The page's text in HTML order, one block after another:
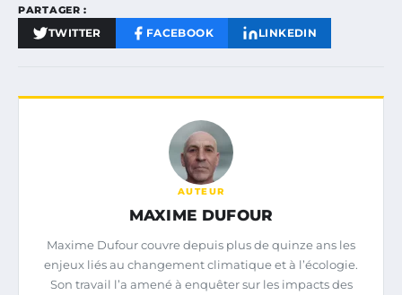
PARTAGER :
TWITTER FACEBOOK LINKEDIN
AUTEUR
MAXIME DUFOUR
Maxime Dufour couvre depuis plus de quinze ans les
enjeux liés au changement climatique et à l’écologie.
Son travail l’a amené à enquêter sur les impacts des